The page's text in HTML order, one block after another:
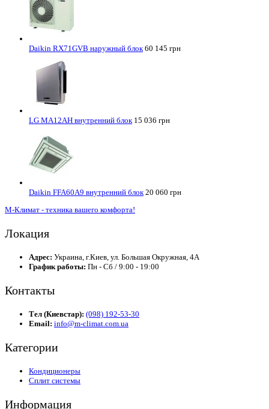
Daikin RX71GVB наружный блок 60 145 грн
LG MA12AH внутренний блок 15 036 грн
Daikin FFA60A9 внутренний блок 20 060 грн
М-Климат - техника вашего комфорта!
Локация
Адрес: Украина, г.Киев, ул. Большая Окружная, 4А
График работы: Пн - Сб / 9:00 - 19:00
Контакты
Тел (Киевстар): (098) 192-53-30
Email: info@m-climat.com.ua
Категории
Кондиционеры
Сплит системы
Информация